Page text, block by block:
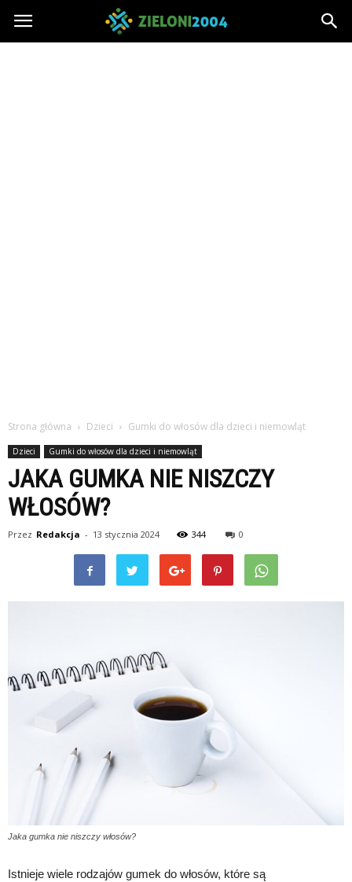
Zieloni2004.pl
Strona główna Dzieci Gumki do włosów dla dzieci i niemowląt
Dzieci Gumki do włosów dla dzieci i niemowląt
JAKA GUMKA NIE NISZCZY
WŁOSÓW?
Przez Redakcja - 13 stycznia 2024 344 0
Jaka gumka nie niszczy włosów?
Istnieje wiele rodzajów gumek do włosów, które są